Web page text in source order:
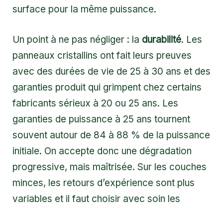
surface pour la même puissance.
Un point à ne pas négliger : la durabilité. Les
panneaux cristallins ont fait leurs preuves
avec des durées de vie de 25 à 30 ans et des
garanties produit qui grimpent chez certains
fabricants sérieux à 20 ou 25 ans. Les
garanties de puissance à 25 ans tournent
souvent autour de 84 à 88 % de la puissance
initiale. On accepte donc une dégradation
progressive, mais maîtrisée. Sur les couches
minces, les retours d’expérience sont plus
variables et il faut choisir avec soin les